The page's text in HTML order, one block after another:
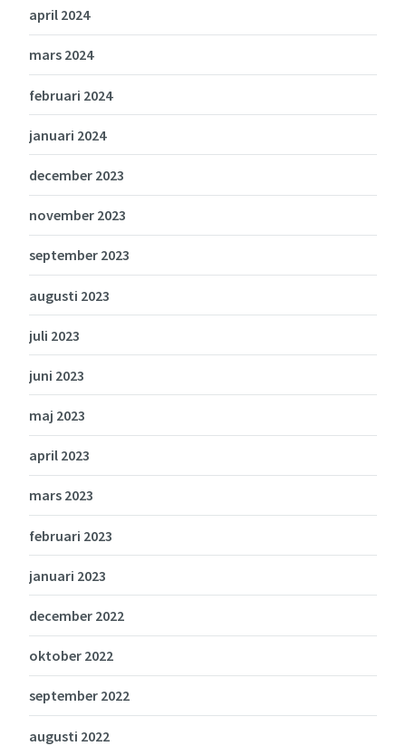
april 2024
mars 2024
februari 2024
januari 2024
december 2023
november 2023
september 2023
augusti 2023
juli 2023
juni 2023
maj 2023
april 2023
mars 2023
februari 2023
januari 2023
december 2022
oktober 2022
september 2022
augusti 2022